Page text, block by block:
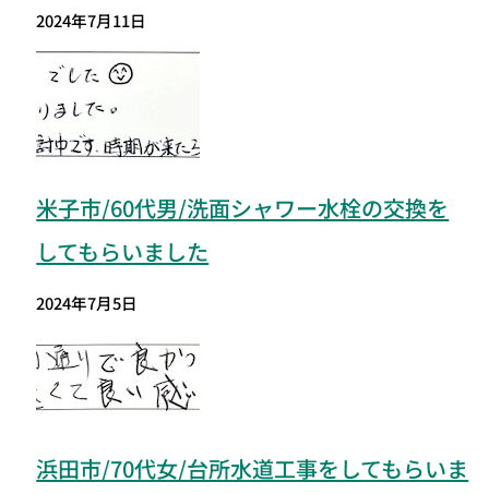
2024年7月11日
米子市/60代男/洗面シャワー水栓の交換を
してもらいました
2024年7月5日
浜田市/70代女/台所水道工事をしてもらいま